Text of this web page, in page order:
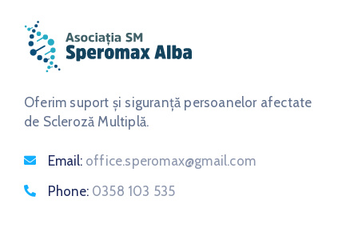
Oferim suport și siguranță persoanelor afectate
de Scleroză Multiplă.
Email: office.speromax@gmail.com
Phone: 0358 103 535